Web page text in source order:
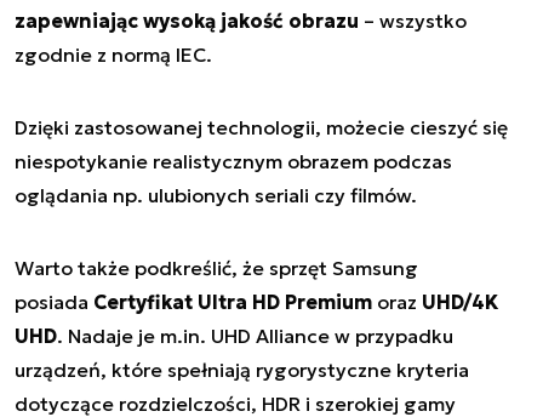
zapewniając wysoką jakość obrazu – wszystko
zgodnie z normą IEC.
Dzięki zastosowanej technologii, możecie cieszyć się
niespotykanie realistycznym obrazem podczas
oglądania np. ulubionych seriali czy filmów.
Warto także podkreślić, że sprzęt Samsung
posiada Certyfikat Ultra HD Premium oraz UHD/4K
UHD. Nadaje je m.in. UHD Alliance w przypadku
urządzeń, które spełniają rygorystyczne kryteria
dotyczące rozdzielczości, HDR i szerokiej gamy